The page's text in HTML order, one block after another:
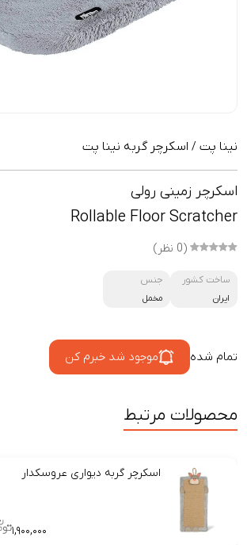
نینا پت / اسکرچر گربه نینا پت
اسکرچر زمینی رولی
Rollable Floor Scratcher
(0 نظر)
ساخت کشور
ایران
جنس
مخمل
تمام شده موجود شد خبرم کن
محصولات مرتبط
اسکرچر گربه دیوارى عروسکدار
۱,۹۰۰,۰۰۰